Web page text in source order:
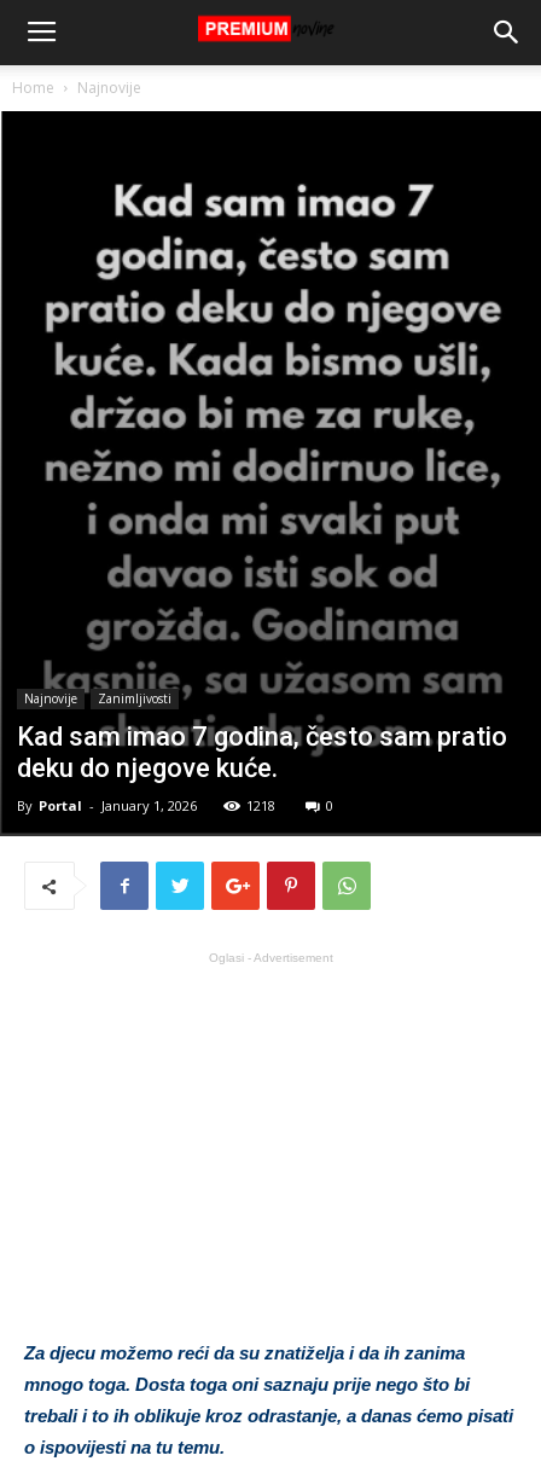
Home Najnovije
Najnovije Zanimljivosti
Kad sam imao 7 godina, često sam pratio
deku do njegove kuće.
By Portal - January 1, 2026 1218 0
Oglasi - Advertisement
Za djecu možemo reći da su znatiželja i da ih zanima
mnogo toga. Dosta toga oni saznaju prije nego što bi
trebali i to ih oblikuje kroz odrastanje, a danas ćemo pisati
o ispovijesti na tu temu.